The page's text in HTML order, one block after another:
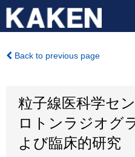
Back to previous page
粒子線医科学セ
ロトンラジオグ
よび臨床的研究